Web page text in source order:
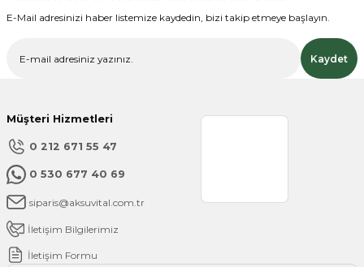
E-Mail adresinizi haber listemize kaydedin, bizi takip etmeye başlayın.
Kaydet
Müşteri Hizmetleri
0 212 671 55 47
0 530 677 40 69
siparis@aksuvital.com.tr
İletişim Bilgilerimiz
İletişim Formu